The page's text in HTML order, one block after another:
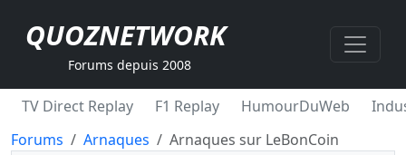
QUOZNETWORK
Forums depuis 2008
TV Direct Replay F1 Replay HumourDuWeb
Forums
Arnaques
Arnaques sur LeBonCoin